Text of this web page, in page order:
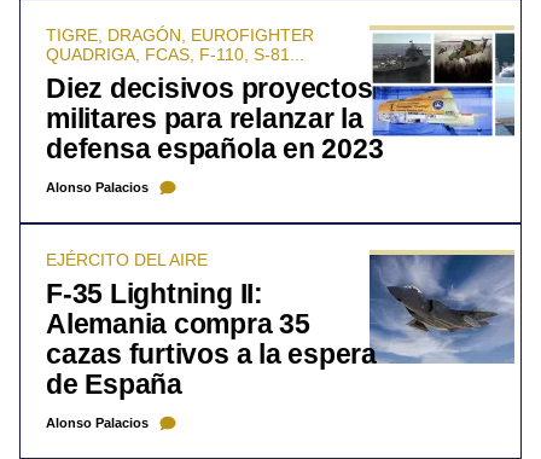
TIGRE, DRAGÓN, EUROFIGHTER
QUADRIGA, FCAS, F-110, S-81...
Diez decisivos proyectos
militares para relanzar la
defensa española en 2023
Alonso Palacios
EJÉRCITO DEL AIRE
F-35 Lightning II:
Alemania compra 35
cazas furtivos a la espera
de España
Alonso Palacios